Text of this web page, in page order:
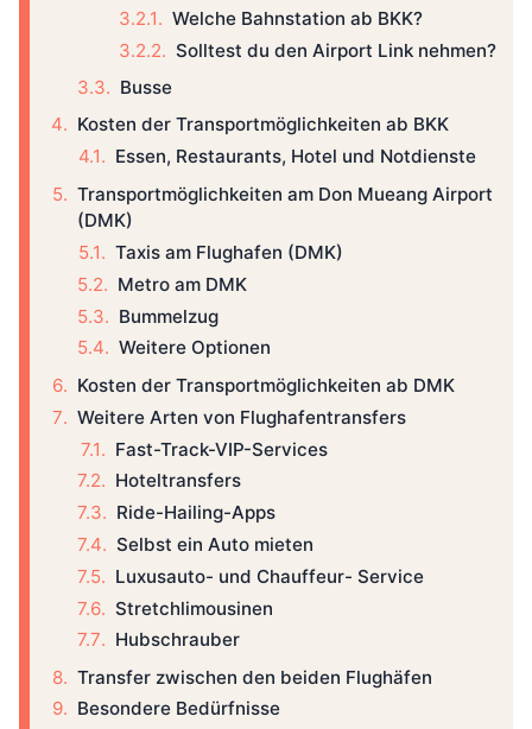
Welche Bahnstation ab BKK?
Solltest du den Airport Link nehmen?
Busse
Kosten der Transportmöglichkeiten ab BKK
Essen, Restaurants, Hotel und Notdienste
Transportmöglichkeiten am Don Mueang Airport
(DMK)
Taxis am Flughafen (DMK)
Metro am DMK
Bummelzug
Weitere Optionen
Kosten der Transportmöglichkeiten ab DMK
Weitere Arten von Flughafentransfers
Fast-Track-VIP-Services
Hoteltransfers
Ride-Hailing-Apps
Selbst ein Auto mieten
Luxusauto- und Chauffeur- Service
Stretchlimousinen
Hubschrauber
Transfer zwischen den beiden Flughäfen
Besondere Bedürfnisse